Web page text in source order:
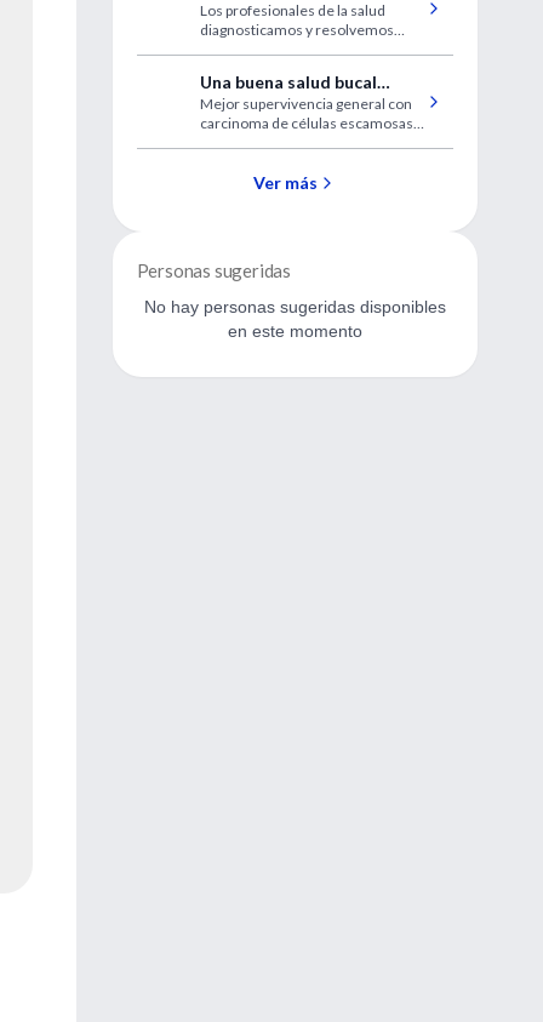
invertir?
Los profesionales de la salud
diagnosticamos y resolvemos
gestionar dinero. ¿Cuál es la
importancia de aprender a
manejar nuestros ingresos?
Una buena salud bucal
mejora la supervivencia del
cáncer de cabeza y cuello
Mejor supervivencia general con
carcinoma de células escamosas
visitas frecuentes al dentista.
Ver más
Personas sugeridas
No hay personas sugeridas disponibles
en este momento